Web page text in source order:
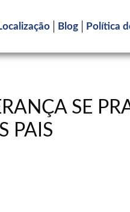
Blog Política
SE
PAIS